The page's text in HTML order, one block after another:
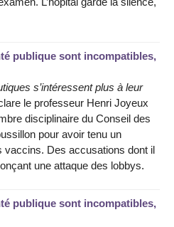
publique sont incompatibles,
s’intéressent plus à leur
le professeur Henri Joyeux
disciplinaire du Conseil des
pour avoir tenu un
Des accusations dont il
une attaque des lobbys.
publique sont incompatibles,